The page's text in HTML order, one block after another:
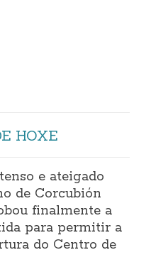
HOXE
e ateigado
de Corcubión
finalmente a
para permitir a
do Centro de